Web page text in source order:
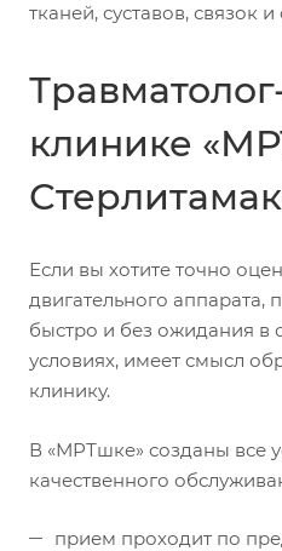
тканей, суставов, связок
клинике
Если вы хотите точно
двигательного аппарата,
быстро и без ожидания в
условиях, имеет смысл
клинику.
В «МРТшке» созданы все
качественного
прием проходит по